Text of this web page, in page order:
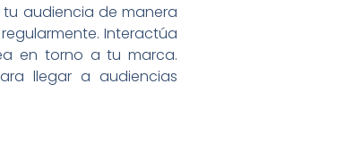
audiencia de manera
Interactúa
en torno a tu marca.
llegar a audiencias